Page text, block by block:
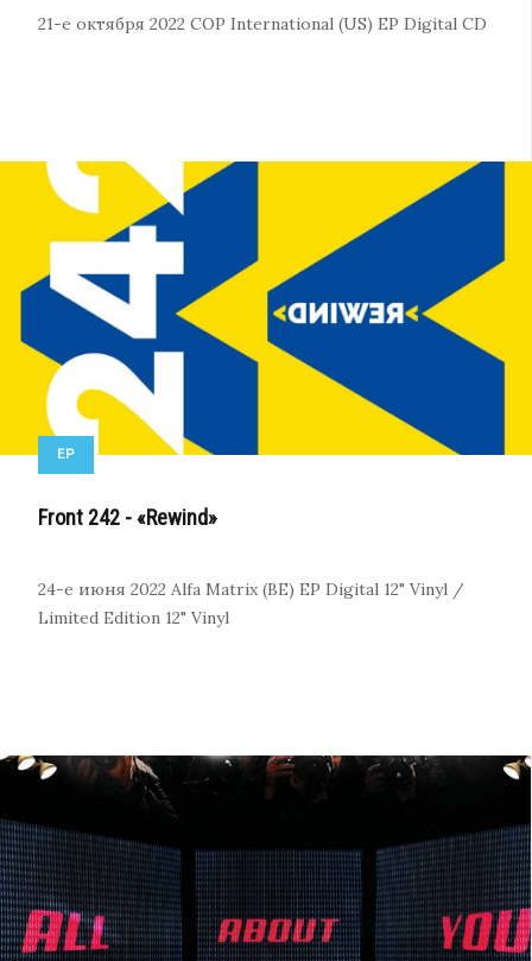
21-е октября 2022 COP International (US) EP Digital CD
EP
Front 242 - «Rewind»
24-е июня 2022 Alfa Matrix (BE) EP Digital 12" Vinyl /
Limited Edition 12" Vinyl